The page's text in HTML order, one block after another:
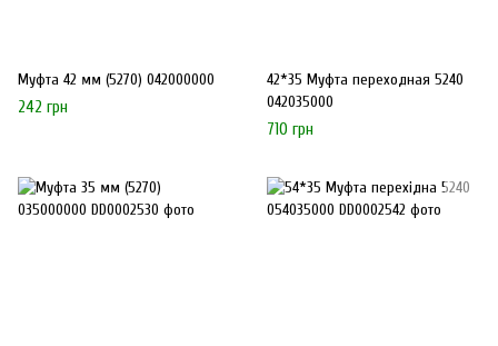
Муфта 42 мм (5270) 042000000
242 грн
42*35 Муфта переходная 5240
042035000
710 грн